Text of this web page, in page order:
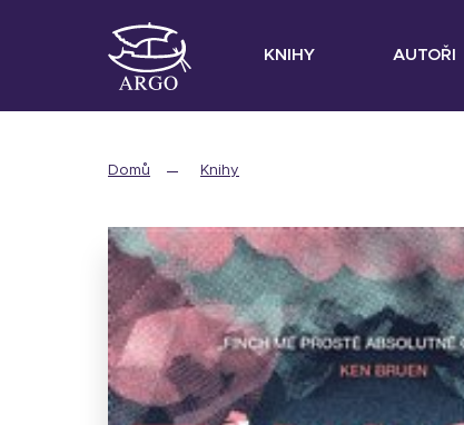
KNIHY AUTOŘI
Domů Knihy